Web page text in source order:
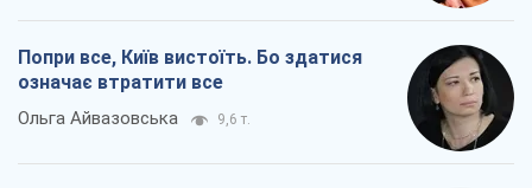
Попри все, Київ вистоїть. Бо здатися
означає втратити все
Ольга Айвазовська 9,6 т.